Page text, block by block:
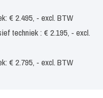
€ 2.495, - excl. BTW
techniek : € 2.195, - excl.
€ 2.795, - excl. BTW